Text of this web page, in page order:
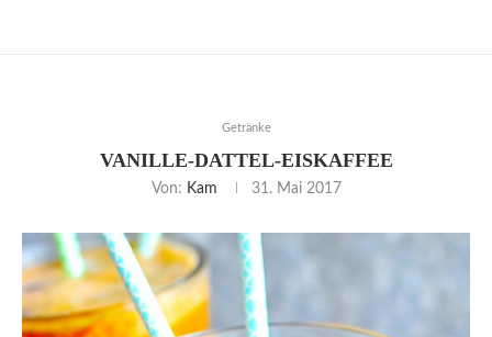
Getränke
VANILLE-DATTEL-EISKAFFEE
Von: Kam 31. Mai 2017